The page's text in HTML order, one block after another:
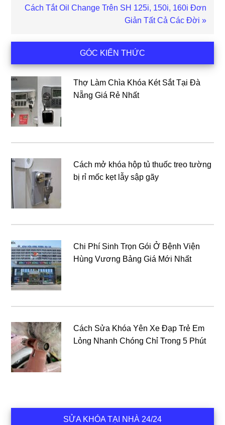
Bài
Cách Tắt Oil Change Trên SH 125i, 150i, 160i Đơn
Giản Tất Cả Các Đời »
chính
GÓC KIẾN THỨC
Thợ Làm Chìa Khóa Két Sắt Tại Đà
Nẵng Giá Rẻ Nhất
Cách mở khóa hộp tủ thuốc treo tường
bị rỉ mốc kẹt lẫy sập gãy
Chi Phí Sinh Trọn Gói Ở Bệnh Viện
Hùng Vương Bảng Giá Mới Nhất
Cách Sửa Khóa Yên Xe Đạp Trẻ Em
Lỏng Nhanh Chóng Chỉ Trong 5 Phút
SỬA KHÓA TẠI NHÀ 24/24